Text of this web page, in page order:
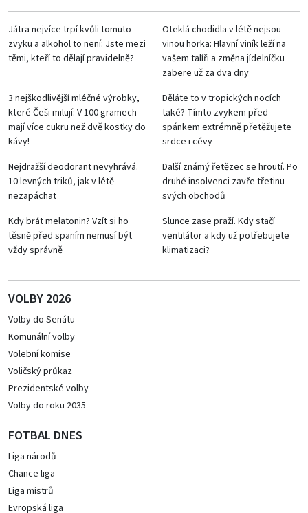
Játra nejvíce trpí kvůli tomuto
zvyku a alkohol to není: Jste mezi
těmi, kteří to dělají pravidelně?
Oteklá chodidla v létě nejsou
vinou horka: Hlavní viník leží na
vašem talíři a změna jídelníčku
zabere už za dva dny
3 nejškodlivější mléčné výrobky,
které Češi milují: V 100 gramech
mají více cukru než dvě kostky do
kávy!
Děláte to v tropických nocích
také? Tímto zvykem před
spánkem extrémně přetěžujete
srdce i cévy
Nejdražší deodorant nevyhrává.
10 levných triků, jak v létě
nezapáchat
Další známý řetězec se hroutí. Po
druhé insolvenci zavře třetinu
svých obchodů
Kdy brát melatonin? Vzít si ho
těsně před spaním nemusí být
vždy správně
Slunce zase praží. Kdy stačí
ventilátor a kdy už potřebujete
klimatizaci?
VOLBY 2026
Volby do Senátu
Komunální volby
Volební komise
Voličský průkaz
Prezidentské volby
Volby do roku 2035
FOTBAL DNES
Liga národů
Chance liga
Liga mistrů
Evropská liga